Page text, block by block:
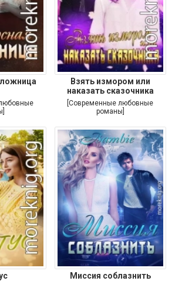
Взять измором или
наказать сказочника
[Современные любовные
романы]
Миссия соблазнить